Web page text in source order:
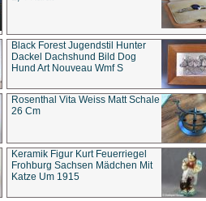
Black Forest Jugendstil Hunter
Dackel Dachshund Bild Dog
Hund Art Nouveau Wmf S
Rosenthal Vita Weiss Matt Schale
26 Cm
Keramik Figur Kurt Feuerriegel
Frohburg Sachsen Mädchen Mit
Katze Um 1915